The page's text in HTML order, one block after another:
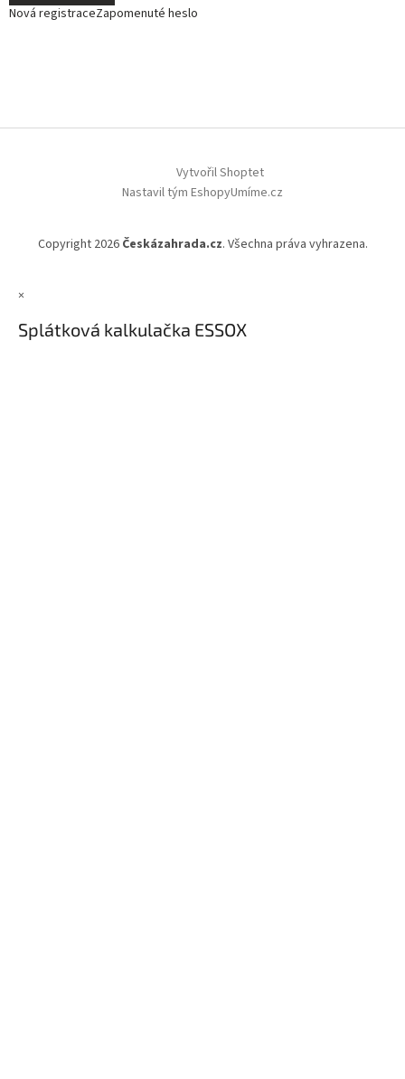
Nová registraceZapomenuté heslo
Vytvořil Shoptet
Nastavil tým EshopyUmíme.cz
Copyright 2026 Českázahrada.cz. Všechna práva vyhrazena.
×
Splátková kalkulačka ESSOX